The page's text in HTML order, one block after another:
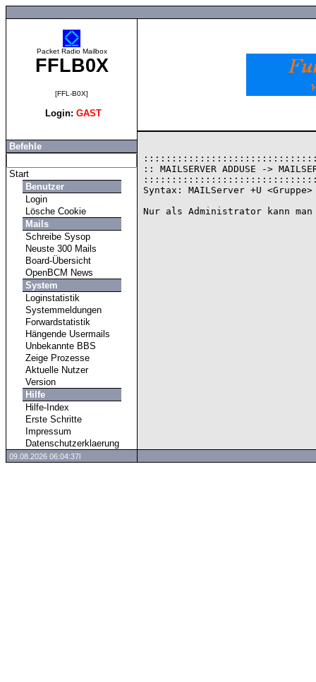
Packet Radio Mailbox
FFLB0X
[FFL-B0X]
Login: GAST
Befehle
Start
Benutzer
Login
Lösche Cookie
Mails
Schreibe Sysop
Neuste 300 Mails
Board-Übersicht
OpenBCM News
System
Loginstatistik
Systemmeldungen
Forwardstatistik
Hängende Usermails
Unbekannte BBS
Zeige Prozesse
Aktuelle Nutzer
Version
Hilfe
Hilfe-Index
Erste Schritte
Impressum
Datenschutzerklaerung
:: MAILSERVER ADDUSE ->
Syntax: MAILServer +U
09.08.2026 06:04:37l